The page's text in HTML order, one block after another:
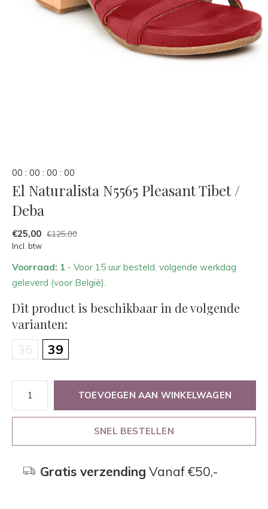
00 : 00 : 00 : 00
El Naturalista N5565 Pleasant Tibet /
Deba
€25,00 €125,00
Incl. btw
Voorraad: 1 - Voor 15 uur besteld, volgende werkdag
geleverd (voor België).
Dit product is beschikbaar in de volgende
varianten:
36 39
TOEVOEGEN AAN WINKELWAGEN
SNEL BESTELLEN
Gratis verzending Vanaf €50,-